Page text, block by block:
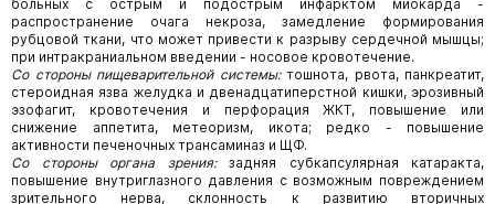
больных с острым и подострым инфарктом миокарда -
распространение очага некроза, замедление формирования
рубцовой ткани, что может привести к разрыву сердечной мышцы;
при интракраниальном введении - носовое кровотечение.
Со стороны пищеварительной системы:тошнота, рвота, панкреатит,
стероидная язва желудка и двенадцатиперстной кишки, эрозивный
эзофагит, кровотечения и перфорация ЖКТ, повышение или
снижение аппетита, метеоризм, икота; редко - повышение
активности печеночных трансаминаз и ЩФ.
Со стороны органа зрения:задняя субкапсулярная катаракта,
повышение внутриглазного давления с возможным повреждением
зрительного нерва, склонность к развитию вторичных